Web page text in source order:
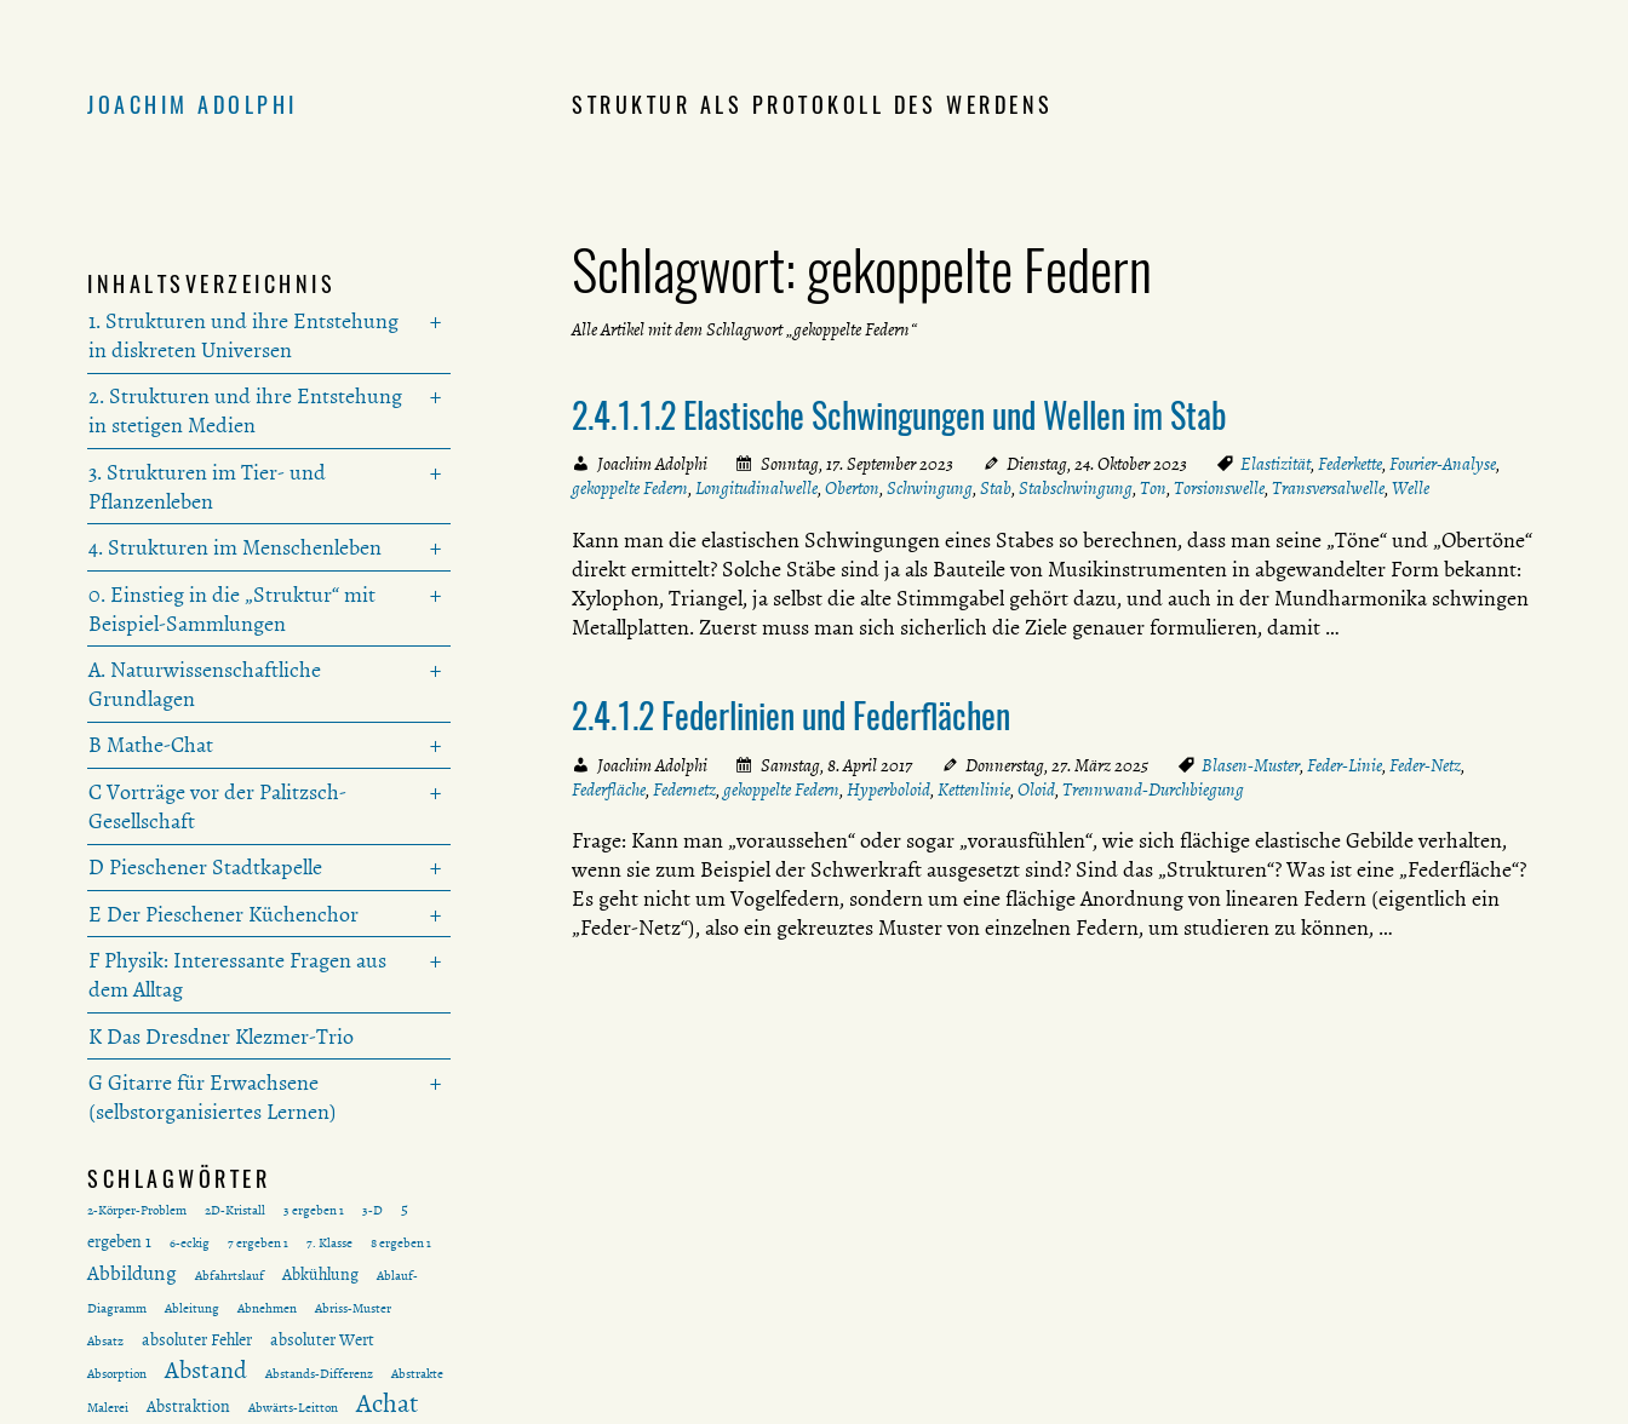
JOACHIM ADOLPHI STRUKTUR ALS PROTOKOLL DES WERDENS
Schlagwort:gekoppelte Federn
Alle Artikel mit dem Schlagwort „gekoppelte Federn“
2.4.1.1.2 Elastische Schwingungen und Wellen im Stab
Joachim Adolphi Sonntag, 17. September 2023 Dienstag, 24. Oktober 2023 Elastizität,Federkette,Fourier-Analyse,
gekoppelte Federn, Longitudinalwelle, Oberton, Schwingung, Stab, Stabschwingung, Ton, Torsionswelle, Transversalwelle, Welle
Kann man die elastischen Schwingungen eines Stabes so berechnen, dass man seine „Töne“ und „Obertöne“
direkt ermittelt? Solche Stäbe sind ja als Bauteile von Musikinstrumenten in abgewandelter Form bekannt:
Xylophon, Triangel, ja selbst die alte Stimmgabel gehört dazu, und auch in der Mundharmonika schwingen
Metallplatten. Zuerst muss man sich sicherlich die Ziele genauer formulieren, damit …
2.4.1.2 Federlinien und Federflächen
Joachim Adolphi Samstag, 8. April 2017 Donnerstag, 27. März 2025 Blasen-Muster,Feder-Linie,Feder-Netz,
Federfläche, Federnetz, gekoppelte Federn, Hyperboloid, Kettenlinie, Oloid, Trennwand-Durchbiegung
Frage: Kann man „voraussehen“ oder sogar „vorausfühlen“, wie sich flächige elastische Gebilde verhalten,
wenn sie zum Beispiel der Schwerkraft ausgesetzt sind? Sind das „Strukturen“? Was ist eine „Federfläche“?
Es geht nicht um Vogelfedern, sondern um eine flächige Anordnung von linearen Federn (eigentlich ein
„Feder-Netz“), also ein gekreuztes Muster von einzelnen Federn, um studieren zu können, …
INHALTSVERZEICHNIS
1. Strukturen und ihre Entstehung
in diskreten Universen
2. Strukturen und ihre Entstehung
in stetigen Medien
3. Strukturen im Tier- und
Pflanzenleben
4. Strukturen im Menschenleben
0. Einstieg in die „Struktur“ mit
Beispiel-Sammlungen
A. Naturwissenschaftliche
Grundlagen
B Mathe-Chat
C Vorträge vor der Palitzsch-
Gesellschaft
D Pieschener Stadtkapelle
E Der Pieschener Küchenchor
F Physik: Interessante Fragen aus
dem Alltag
K Das Dresdner Klezmer-Trio
G Gitarre für Erwachsene
(selbstorganisiertes Lernen)
SCHLAGWÖRTER
2-Körper-Problem 2D-Kristall 3 ergeben 1 3-D
5
ergeben 1
6-eckig 7 ergeben 1 7. Klasse 8 ergeben 1
Abbildung Abfahrtslauf Abkühlung
Ablauf-
Diagramm
Ableitung Abnehmen
Abriss-Muster
Absatz
absoluter Fehler absoluter Wert
Absorption Abstand Abstands-Differenz
Abstrakte
Malerei
Abstraktion Abwärts-Leitton Achat